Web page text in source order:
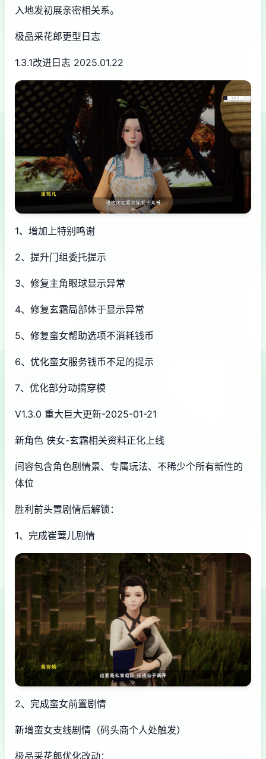
入地发初展亲密相关系。
极品采花郎更型日志
1.3.1改进日志 2025.01.22
1、增加上特别鸣谢
2、提升门组委托提示
3、修复主角眼球显示异常
4、修复玄霜局部体于显示异常
5、修复蛮女帮助选项不消耗钱币
6、优化蛮女服务钱币不足的提示
7、优化部分动搞穿模
V1.3.0 重大巨大更新-2025-01-21
新角色 侠女-玄霜相关资料正化上线
间容包含角色剧情景、专属玩法、不稀少个所有新性的
体位
胜利前头置剧情后解锁：
1、完成崔莺儿剧情
2、完成蛮女前置剧情
新增蛮女支线剧情（码头商个人处触发）
极品采花郎优化改动：